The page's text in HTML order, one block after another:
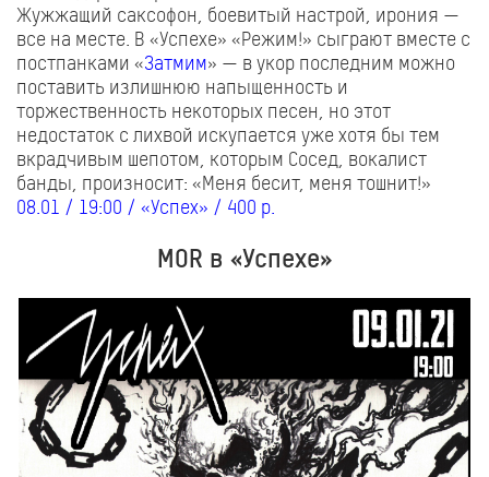
Жужжащий саксофон, боевитый настрой, ирония —
все на месте. В «Успехе» «Режим!» сыграют вместе с
постпанками «Затмим» — в укор последним можно
поставить излишнюю напыщенность и
торжественность некоторых песен, но этот
недостаток с лихвой искупается уже хотя бы тем
вкрадчивым шепотом, которым Сосед, вокалист
банды, произносит: «Меня бесит, меня тошнит!»
08.01 / 19:00 / «Успех» / 400 р.
MOR в «Успехе»